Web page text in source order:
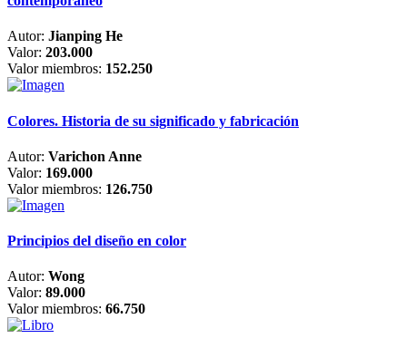
Autor: Jianping He
Valor: 203.000
Valor miembros: 152.250
Colores. Historia de su significado y fabricación
Autor: Varichon Anne
Valor: 169.000
Valor miembros: 126.750
Principios del diseño en color
Autor: Wong
Valor: 89.000
Valor miembros: 66.750